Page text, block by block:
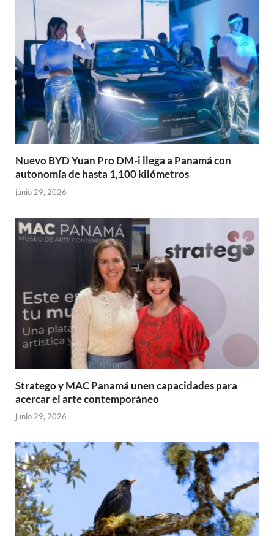
Nuevo BYD Yuan Pro DM-i llega a Panamá con
autonomía de hasta 1,100 kilómetros
junio 29, 2026
Stratego y MAC Panamá unen capacidades para
acercar el arte contemporáneo
junio 29, 2026